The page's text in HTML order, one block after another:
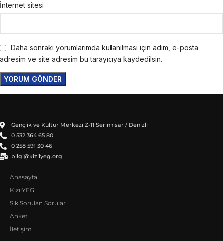
İnternet sitesi
Daha sonraki yorumlarımda kullanılması için adım, e-posta
adresim ve site adresim bu tarayıcıya kaydedilsin.
Gençlik ve Kültür Merkezi Z-11 Serinhisar / Denizli
0 532 364 65 80
0 258 591 30 46
bilgi@kizilyeg.org
Anasayfa
KızılYEG
Sık Sorulan Sorular
Anket
İletişim